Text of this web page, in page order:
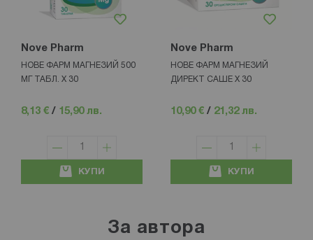
Nove Pharm
НОВЕ ФАРМ МАГНЕЗИЙ 500
МГ ТАБЛ. Х 30
8,13 € / 15,90 лв.
КУПИ
Nove Pharm
НОВЕ ФАРМ МАГНЕЗИЙ
ДИРЕКТ САШЕ Х 30
10,90 € / 21,32 лв.
КУПИ
За автора